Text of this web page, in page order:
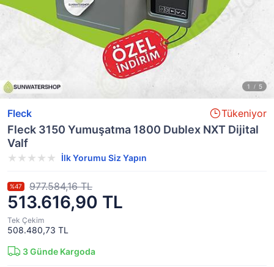
Fleck Tükeniyor
Fleck 3150 Yumuşatma 1800 Dublex NXT Dijital
Valf
İlk Yorumu Siz Yapın
513.616,90 TL
%47 977.584,16 TL
Tek Çekim
508.480,73 TL
3Günde Kargoda